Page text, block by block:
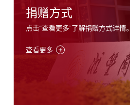
捐赠方式
点击“查看更多”了解捐赠方式详情。
查看更多